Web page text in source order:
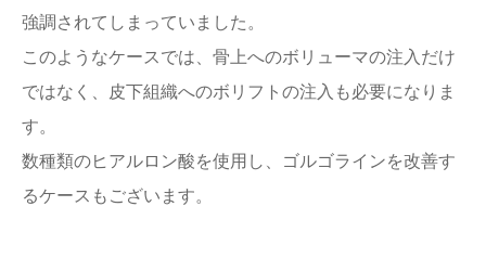
強調されてしまっていました。
このようなケースでは、骨上へのボリューマの注入だけ
ではなく、皮下組織へのボリフトの注入も必要になりま
す。
数種類のヒアルロン酸を使用し、ゴルゴラインを改善す
るケースもございます。